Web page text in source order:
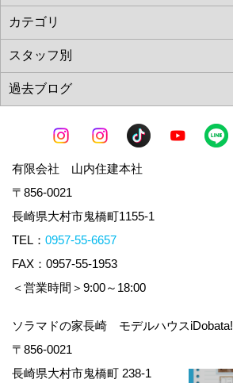
有限会社 山内住建本社
〒856-0021
長崎県大村市鬼橋町1155-1
TEL： 0957-55-6657
FAX：0957-55-1953
＜営業時間＞9:00～18:00
ソラマドの家長崎 モデルハウスiDobata!
〒856-0021
長崎県大村市鬼橋町 238-1